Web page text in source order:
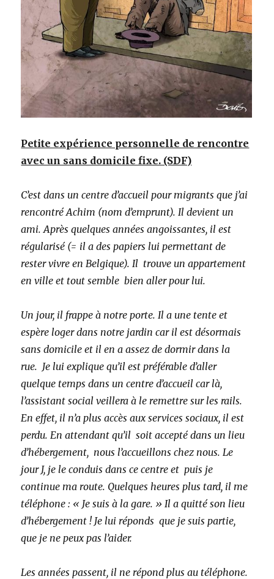
Petite expérience personnelle de rencontre
avec un sans domicile fixe. (SDF)
C’est dans un centre d’accueil pour migrants que j’ai
rencontré Achim (nom d’emprunt). Il devient un
ami. Après quelques années angoissantes, il est
régularisé (= il a des papiers lui permettant de
rester vivre en Belgique). Il trouve un appartement
en ville et tout semble bien aller pour lui.
Un jour, il frappe à notre porte. Il a une tente et
espère loger dans notre jardin car il est désormais
sans domicile et il en a assez de dormir dans la
rue. Je lui explique qu’il est préférable d’aller
quelque temps dans un centre d’accueil car là,
l’assistant social veillera à le remettre sur les rails.
En effet, il n’a plus accès aux services sociaux, il est
perdu. En attendant qu’il soit accepté dans un lieu
d’hébergement, nous l’accueillons chez nous. Le
jour J, je le conduis dans ce centre et puis je
continue ma route. Quelques heures plus tard, il me
téléphone : « Je suis à la gare. » Il a quitté son lieu
d’hébergement ! Je lui réponds que je suis partie,
que je ne peux pas l’aider.
Les années passent, il ne répond plus au téléphone.